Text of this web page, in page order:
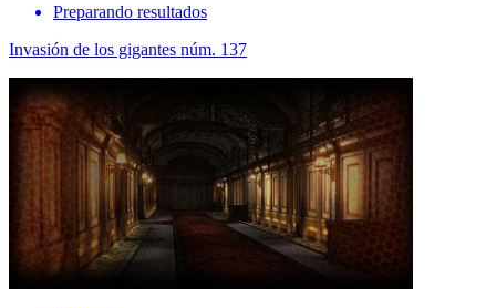
Preparando resultados
Invasión de los gigantes núm. 137